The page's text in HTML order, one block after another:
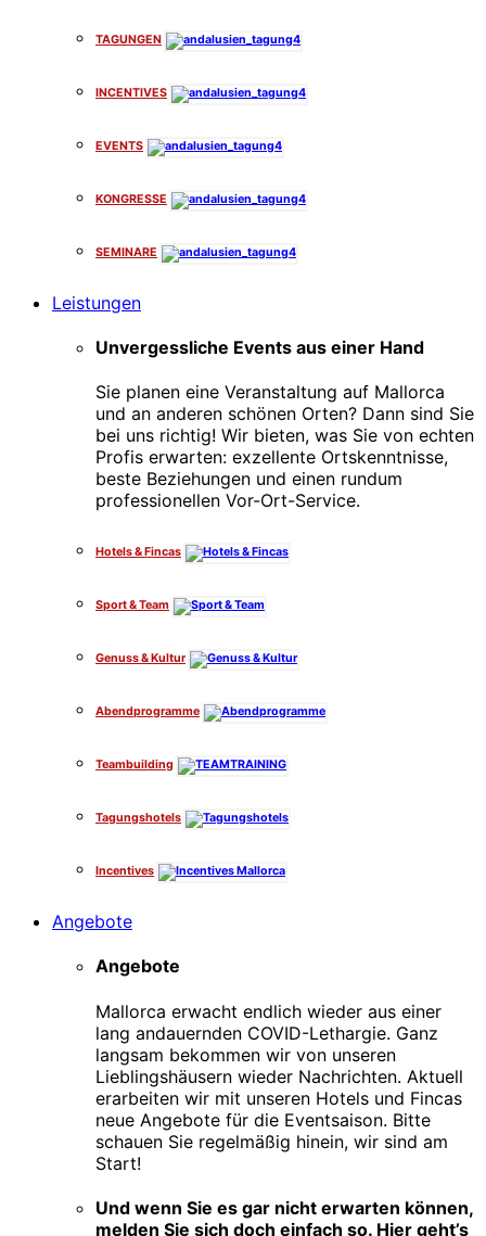
TAGUNGEN
INCENTIVES
EVENTS
KONGRESSE
SEMINARE
Leistungen
Unvergessliche Events aus einer Hand
Sie planen eine Veranstaltung auf Mallorca
und an anderen schönen Orten? Dann sind Sie
bei uns richtig! Wir bieten, was Sie von echten
Profis erwarten: exzellente Ortskenntnisse,
beste Beziehungen und einen rundum
professionellen Vor-Ort-Service.
Hotels & Fincas
Sport & Team
Genuss & Kultur
Abendprogramme
Teambuilding
Tagungshotels
Incentives
Angebote
Angebote
Mallorca erwacht endlich wieder aus einer
lang andauernden COVID-Lethargie. Ganz
langsam bekommen wir von unseren
Lieblingshäusern wieder Nachrichten. Aktuell
erarbeiten wir mit unseren Hotels und Fincas
neue Angebote für die Eventsaison. Bitte
schauen Sie regelmäßig hinein, wir sind am
Start!
Und wenn Sie es gar nicht erwarten können,
melden Sie sich doch einfach so. Hier geht’s